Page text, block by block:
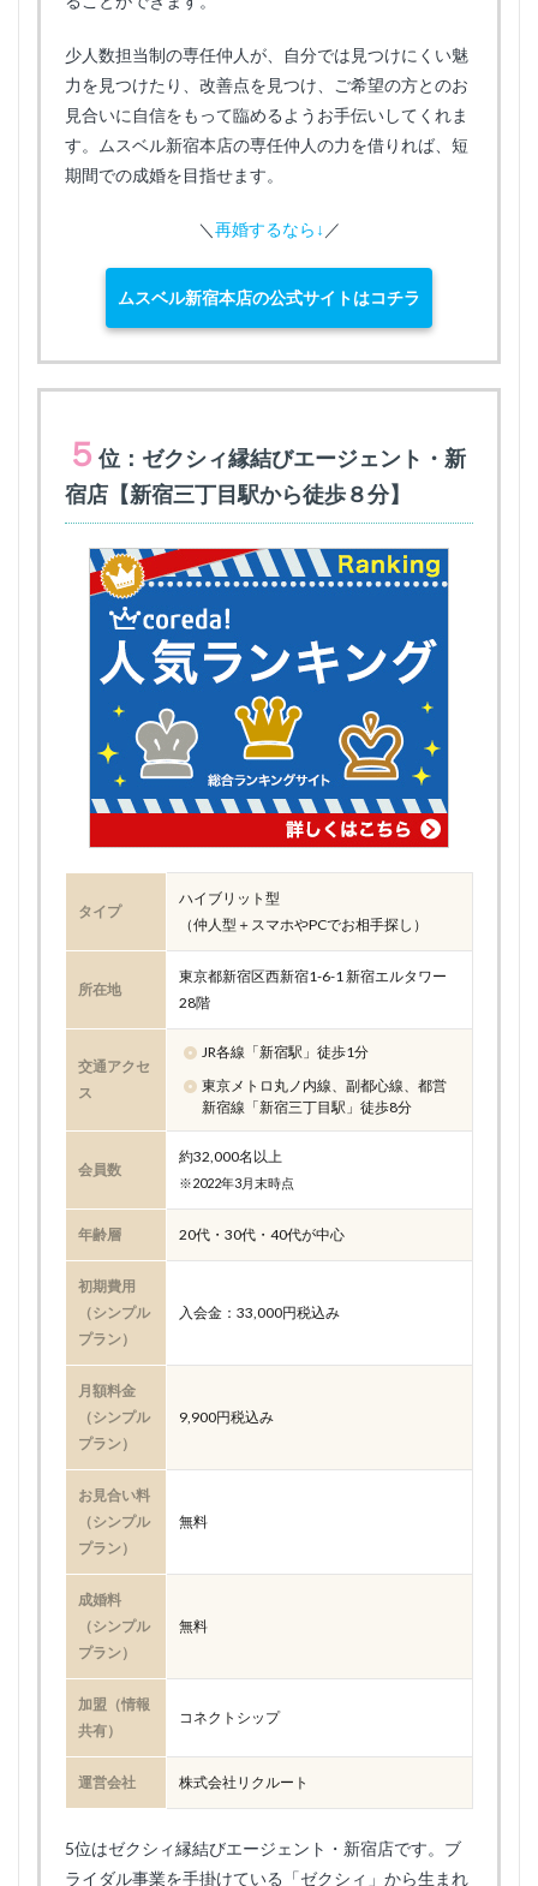
少人数担当制の専任仲人が、自分では見つけにくい魅
力を見つけたり、改善点を見つけ、ご希望の方とのお
見合いに自信をもって臨めるようお手伝いしてくれま
す。ムスベル新宿本店の専任仲人の力を借りれば、短
期間での成婚を目指せます。
＼ 再婚するなら↓ ／
ムスベル新宿本店の公式サイトはコチラ
５ 位：ゼクシィ縁結びエージェント・新
宿店【新宿三丁目駅から徒歩８分】
タイプ
ハイブリット型
（仲人型＋スマホやPCでお相手探し）
所在地
東京都新宿区西新宿1-6-1 新宿エルタワー
28階
交通アクセ
ス
JR各線「新宿駅」徒歩1分
東京メトロ丸ノ内線、副都心線、都営
新宿線「新宿三丁目駅」徒歩8分
会員数
約32,000名以上
※2022年3月末時点
年齢層 20代・30代・40代が中心
初期費用
（シンプル
プラン）
入会金：33,000円税込み
月額料金
（シンプル
プラン）
9,900円税込み
お見合い料
（シンプル
プラン）
無料
成婚料
（シンプル
プラン）
無料
加盟（情報
共有）
コネクトシップ
運営会社 株式会社リクルート
5位はゼクシィ縁結びエージェント・新宿店です。ブ
ライダル事業を手掛けている「ゼクシィ」から生まれ